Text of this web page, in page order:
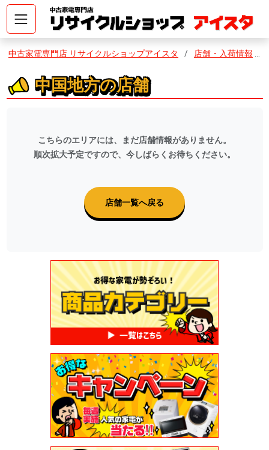
コ
テ
中古家電専門店 リサイクルショップアイスタ 店舗・入荷情報
中国地方の店舗
こちらのエリアには、まだ店舗情報がありません。
順次拡大予定ですので、今しばらくお待ちください。
店舗一覧へ戻る